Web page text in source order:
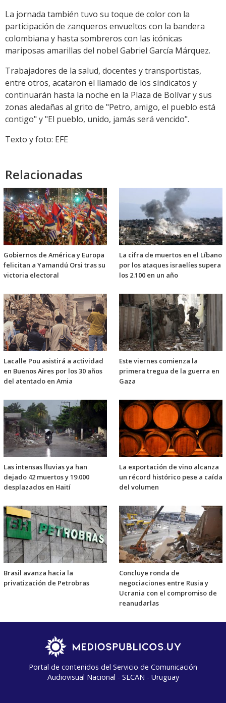
La jornada también tuvo su toque de color con la
participación de zanqueros envueltos con la bandera
colombiana y hasta sombreros con las icónicas
mariposas amarillas del nobel Gabriel García Márquez.
Trabajadores de la salud, docentes y transportistas,
entre otros, acataron el llamado de los sindicatos y
continuarán hasta la noche en la Plaza de Bolívar y sus
zonas aledañas al grito de "Petro, amigo, el pueblo está
contigo" y "El pueblo, unido, jamás será vencido".
Texto y foto: EFE
Relacionadas
Gobiernos de América y Europa
felicitan a Yamandú Orsi tras su
victoria electoral
La cifra de muertos en el Líbano
por los ataques israelíes supera
los 2.100 en un año
Lacalle Pou asistirá a actividad
en Buenos Aires por los 30 años
del atentado en Amia
Este viernes comienza la
primera tregua de la guerra en
Gaza
Las intensas lluvias ya han
dejado 42 muertos y 19.000
desplazados en Haití
La exportación de vino alcanza
un récord histórico pese a caída
del volumen
Brasil avanza hacia la
privatización de Petrobras
Concluye ronda de
negociaciones entre Rusia y
Ucrania con el compromiso de
reanudarlas
Portal de contenidos del Servicio de Comunicación
Audiovisual Nacional - SECAN - Uruguay